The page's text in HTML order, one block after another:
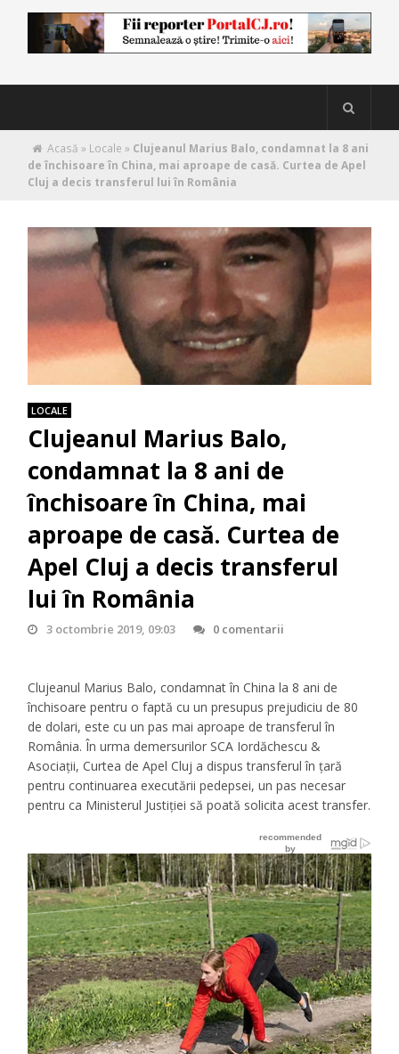
Acasă » Locale » Clujeanul Marius Balo, condamnat la 8 ani
de închisoare în China, mai aproape de casă. Curtea de Apel
Cluj a decis transferul lui în România
LOCALE
Clujeanul Marius Balo,
condamnat la 8 ani de
închisoare în China, mai
aproape de casă. Curtea de
Apel Cluj a decis transferul
lui în România
3 octombrie 2019, 09:03 0 comentarii
Clujeanul Marius Balo, condamnat în China la 8 ani de
închisoare pentru o faptă cu un presupus prejudiciu de 80
de dolari, este cu un pas mai aproape de transferul în
România. În urma demersurilor SCA Iordăchescu &
Asociații, Curtea de Apel Cluj a dispus transferul în țară
pentru continuarea executării pedepsei, un pas necesar
pentru ca Ministerul Justiției să poată solicita acest transfer.